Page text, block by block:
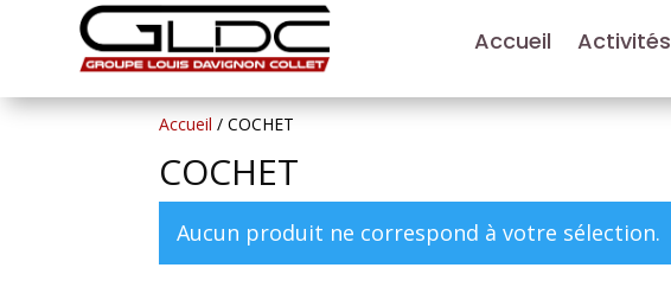
Accueil Activités
Accueil / COCHET
COCHET
Aucun produit ne correspond à votre sélection.